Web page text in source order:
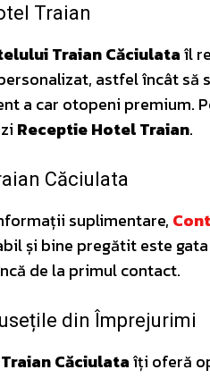
Traian
Traian Căciulataîl
astfel încât
a car otopeni premium.
Receptie Hotel Traian.
Căciulata
suplimentare,
și bine pregătit este
de la primul contact.
din Împrejurimi
Căciulataîți oferă